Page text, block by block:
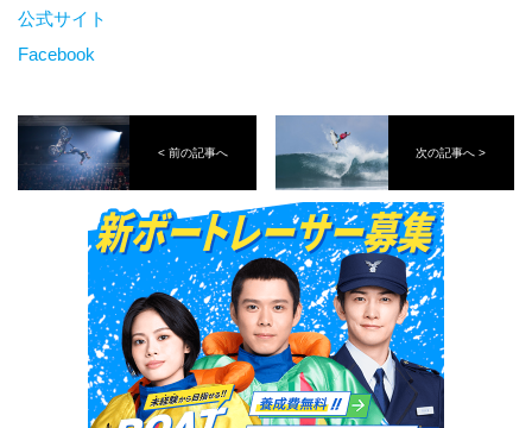
公式サイト
Facebook
< 前の記事へ 次の記事へ >